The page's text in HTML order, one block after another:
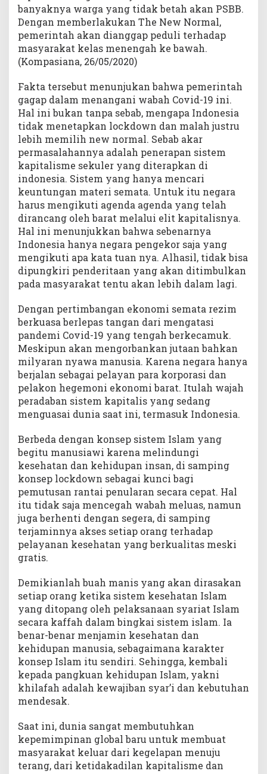
banyaknya warga yang tidak betah akan PSBB.
Dengan memberlakukan The New Normal,
pemerintah akan dianggap peduli terhadap
masyarakat kelas menengah ke bawah.
(Kompasiana, 26/05/2020)
Fakta tersebut menunjukan bahwa pemerintah
gagap dalam menangani wabah Covid-19 ini.
Hal ini bukan tanpa sebab, mengapa Indonesia
tidak menetapkan lockdown dan malah justru
lebih memilih new normal. Sebab akar
permasalahannya adalah penerapan sistem
kapitalisme sekuler yang diterapkan di
indonesia. Sistem yang hanya mencari
keuntungan materi semata. Untuk itu negara
harus mengikuti agenda agenda yang telah
dirancang oleh barat melalui elit kapitalisnya.
Hal ini menunjukkan bahwa sebenarnya
Indonesia hanya negara pengekor saja yang
mengikuti apa kata tuan nya. Alhasil, tidak bisa
dipungkiri penderitaan yang akan ditimbulkan
pada masyarakat tentu akan lebih dalam lagi.
Dengan pertimbangan ekonomi semata rezim
berkuasa berlepas tangan dari mengatasi
pandemi Covid-19 yang tengah berkecamuk.
Meskipun akan mengorbankan jutaan bahkan
milyaran nyawa manusia. Karena negara hanya
berjalan sebagai pelayan para korporasi dan
pelakon hegemoni ekonomi barat. Itulah wajah
peradaban sistem kapitalis yang sedang
menguasai dunia saat ini, termasuk Indonesia.
Berbeda dengan konsep sistem Islam yang
begitu manusiawi karena melindungi
kesehatan dan kehidupan insan, di samping
konsep lockdown sebagai kunci bagi
pemutusan rantai penularan secara cepat. Hal
itu tidak saja mencegah wabah meluas, namun
juga berhenti dengan segera, di samping
terjaminnya akses setiap orang terhadap
pelayanan kesehatan yang berkualitas meski
gratis.
Demikianlah buah manis yang akan dirasakan
setiap orang ketika sistem kesehatan Islam
yang ditopang oleh pelaksanaan syariat Islam
secara kaffah dalam bingkai sistem islam. Ia
benar-benar menjamin kesehatan dan
kehidupan manusia, sebagaimana karakter
konsep Islam itu sendiri. Sehingga, kembali
kepada pangkuan kehidupan Islam, yakni
khilafah adalah kewajiban syar’i dan kebutuhan
mendesak.
Saat ini, dunia sangat membutuhkan
kepemimpinan global baru untuk membuat
masyarakat keluar dari kegelapan menuju
terang, dari ketidakadilan kapitalisme dan